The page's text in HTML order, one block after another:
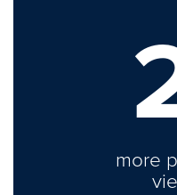
more